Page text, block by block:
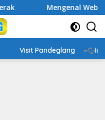
Website Resmi
Visit Pandeglang